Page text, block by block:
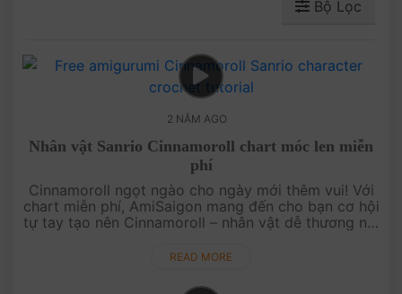
Bộ Lọc
2 NĂM AGO
Nhân vật Sanrio Cinnamoroll chart móc len miễn
phí
Cinnamoroll ngọt ngào cho ngày mới thêm vui! Với
chart miễn phí, AmiSaigon mang đến cho bạn cơ hội
tự tay tạo nên Cinnamoroll – nhân vật dễ thương nổi
ngày. Bắt tay v....
READ MORE